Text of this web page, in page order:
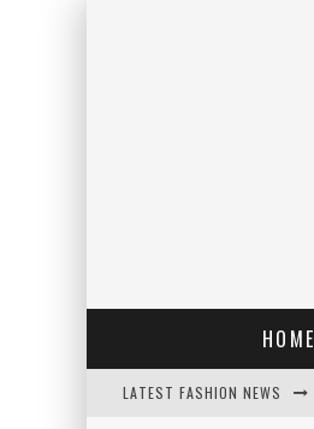
HOME
LATEST FASHION NEWS